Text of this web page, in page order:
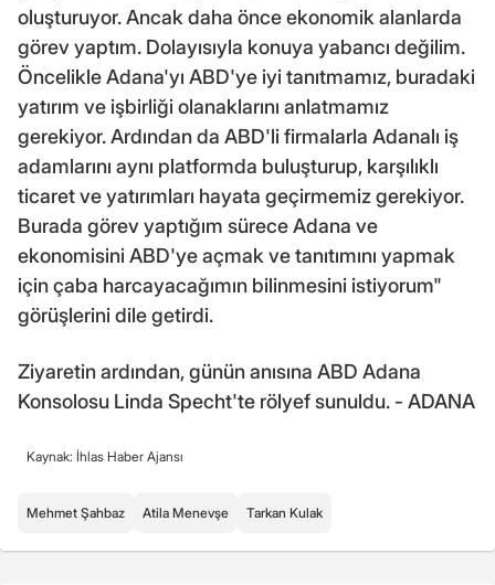
oluşturuyor. Ancak daha önce ekonomik alanlarda
görev yaptım. Dolayısıyla konuya yabancı değilim.
Öncelikle Adana'yı ABD'ye iyi tanıtmamız, buradaki
yatırım ve işbirliği olanaklarını anlatmamız
gerekiyor. Ardından da ABD'li firmalarla Adanalı iş
adamlarını aynı platformda buluşturup, karşılıklı
ticaret ve yatırımları hayata geçirmemiz gerekiyor.
Burada görev yaptığım sürece Adana ve
ekonomisini ABD'ye açmak ve tanıtımını yapmak
için çaba harcayacağımın bilinmesini istiyorum"
görüşlerini dile getirdi.
Ziyaretin ardından, günün anısına ABD Adana
Konsolosu Linda Specht'te rölyef sunuldu. - ADANA
Kaynak: İhlas Haber Ajansı
Mehmet Şahbaz Atila Menevşe Tarkan Kulak